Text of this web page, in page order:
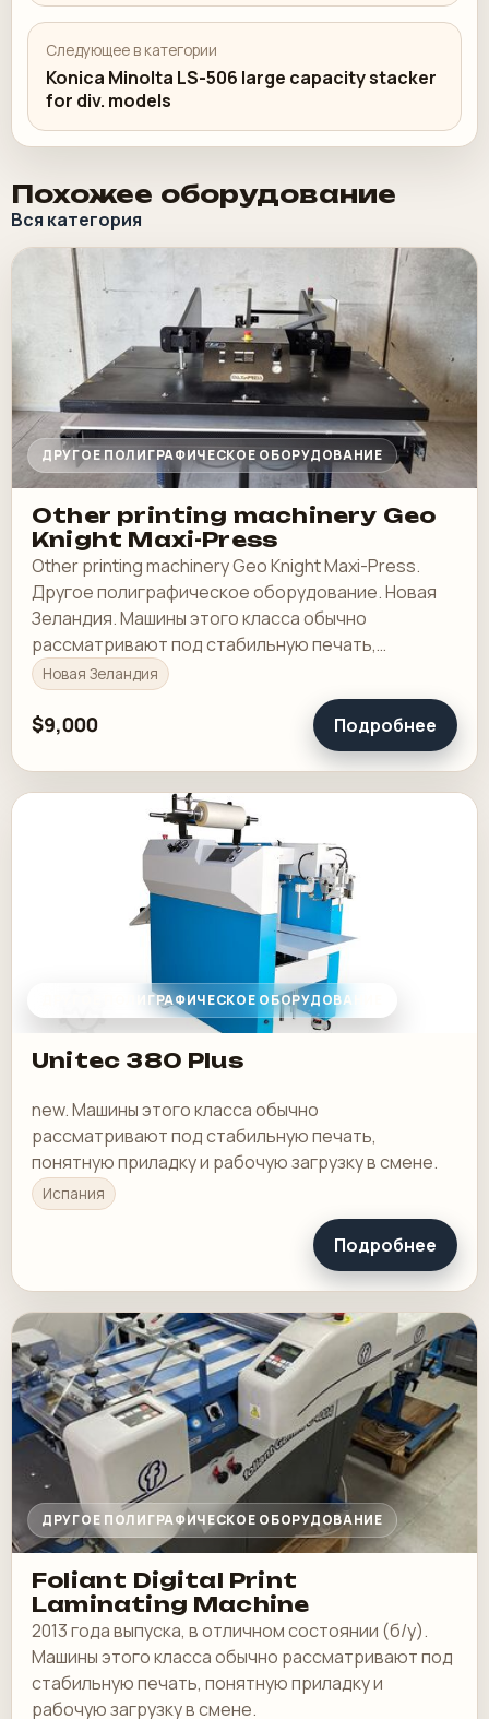
Следующее в категории
Konica Minolta LS-506 large capacity stacker
for div. models
Похожее оборудование
Вся категория
ДРУГОЕ ПОЛИГРАФИЧЕСКОЕ ОБОРУДОВАНИЕ
Other printing machinery Geo
Knight Maxi-Press
Other printing machinery Geo Knight Maxi-Press.
Другое полиграфическое оборудование. Новая
Зеландия. Машины этого класса обычно
рассматривают под стабильную печать,
понятную приладку и рабочую загрузку в смене.
Новая Зеландия
$9,000 Подробнее
ДРУГОЕ ПОЛИГРАФИЧЕСКОЕ ОБОРУДОВАНИЕ
Unitec 380 Plus
new. Машины этого класса обычно
рассматривают под стабильную печать,
понятную приладку и рабочую загрузку в смене.
Испания
Подробнее
ДРУГОЕ ПОЛИГРАФИЧЕСКОЕ ОБОРУДОВАНИЕ
Foliant Digital Print
Laminating Machine
2013 года выпуска, в отличном состоянии (б/у).
Машины этого класса обычно рассматривают под
стабильную печать, понятную приладку и
рабочую загрузку в смене.